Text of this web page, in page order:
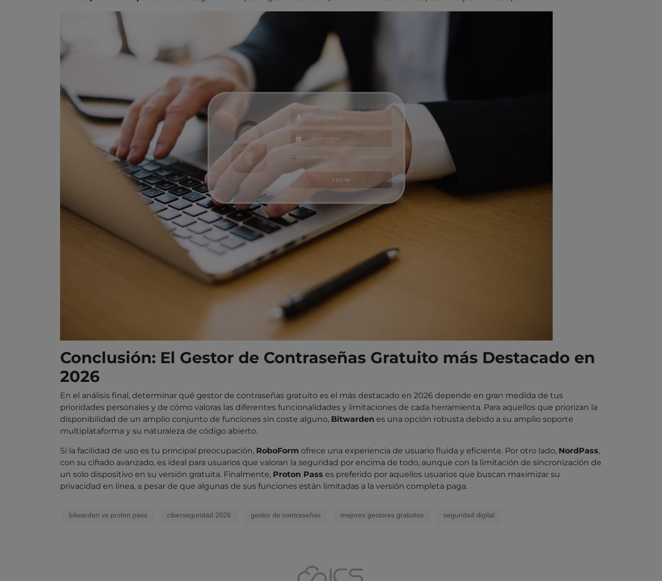
Conclusión: El Gestor de Contraseñas Gratuito más Destacado en
2026
En el análisis final, determinar qué gestor de contraseñas gratuito es el más destacado en 2026 depende en gran medida de tus
prioridades personales y de cómo valoras las diferentes funcionalidades y limitaciones de cada herramienta. Para aquellos que priorizan la
disponibilidad de un amplio conjunto de funciones sin coste alguno, Bitwarden es una opción robusta debido a su amplio soporte
multiplataforma y su naturaleza de código abierto.
Si la facilidad de uso es tu principal preocupación, RoboForm ofrece una experiencia de usuario fluida y eficiente. Por otro lado, NordPass,
con su cifrado avanzado, es ideal para usuarios que valoran la seguridad por encima de todo, aunque con la limitación de sincronización de
un solo dispositivo en su versión gratuita. Finalmente, Proton Pass es preferido por aquellos usuarios que buscan maximizar su
privacidad en línea, a pesar de que algunas de sus funciones están limitadas a la versión completa paga.
bitwarden vs proton pass ciberseguridad 2026 gestor de contraseñas mejores gestores gratuitos seguridad digital